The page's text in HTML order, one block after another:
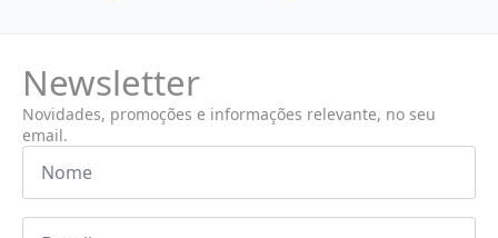
Newsletter
Novidades, promoções e informações relevante, no seu
email.
Nome
Email